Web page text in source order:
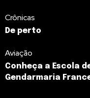
Crônicas
De perto
Aviação
Conheça a Escola
Gendarmaria